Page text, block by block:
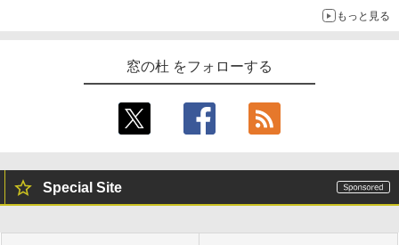
もっと見る
窓の杜 をフォローする
Special Site